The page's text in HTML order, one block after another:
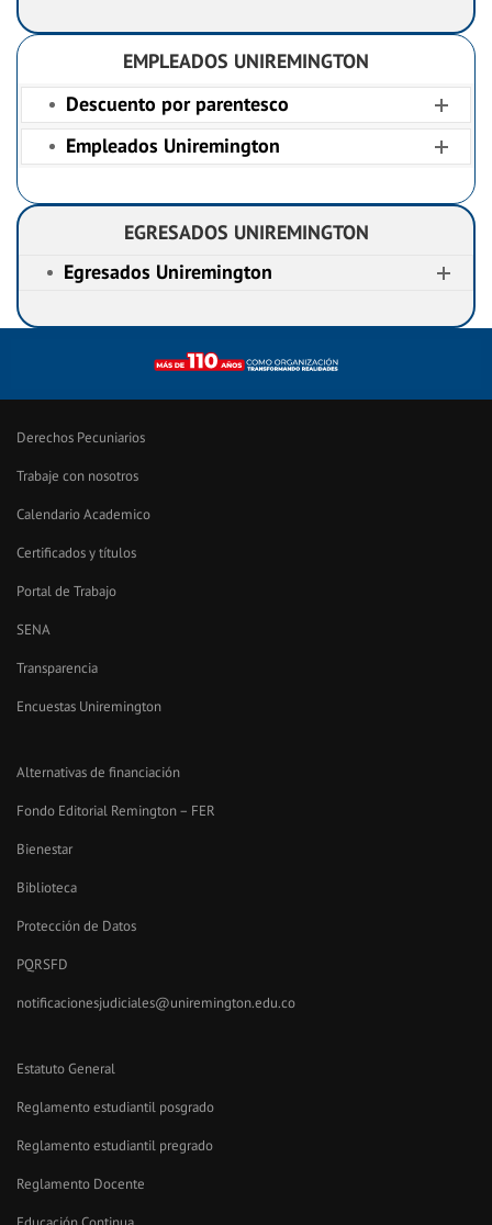
EMPLEADOS UNIREMINGTON
Descuento por parentesco
Empleados Uniremington
EGRESADOS UNIREMINGTON
Egresados Uniremington
Derechos Pecuniarios
Trabaje con nosotros
Calendario Academico
Certificados y títulos
Portal de Trabajo
SENA
Transparencia
Encuestas Uniremington
Alternativas de financiación
Fondo Editorial Remington – FER
Bienestar
Biblioteca
Protección de Datos
PQRSFD
notificacionesjudiciales@uniremington.edu.co
Estatuto General
Reglamento estudiantil posgrado
Reglamento estudiantil pregrado
Reglamento Docente